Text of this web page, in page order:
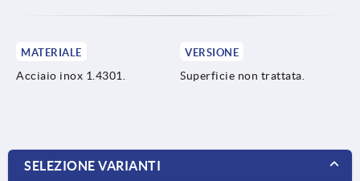
MATERIALE
Acciaio inox 1.4301.
VERSIONE
Superficie non trattata.
SELEZIONE VARIANTI